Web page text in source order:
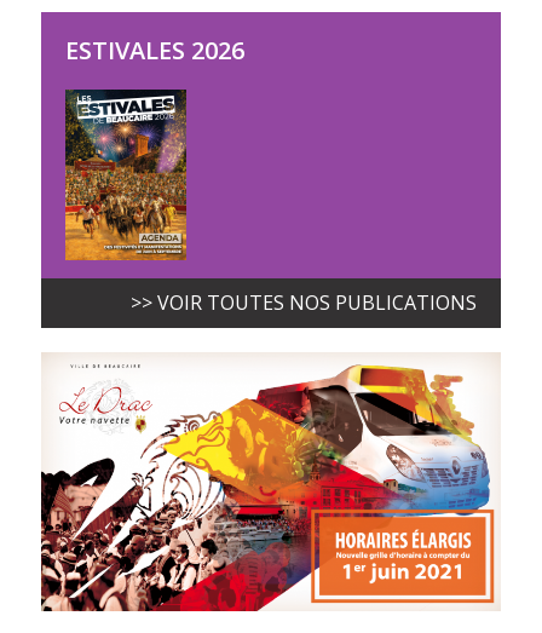
ESTIVALES 2026
>> VOIR TOUTES NOS PUBLICATIONS